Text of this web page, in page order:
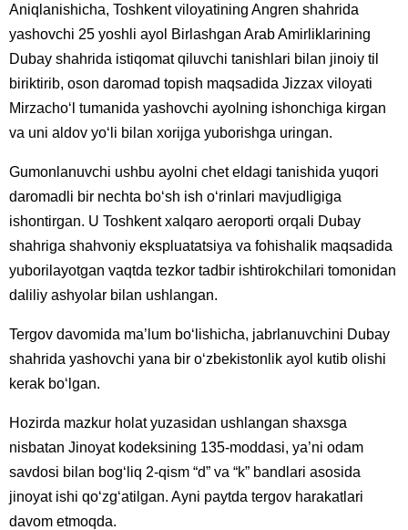
Aniqlanishicha, Toshkent viloyatining Angren shahrida
yashovchi 25 yoshli ayol Birlashgan Arab Amirliklarining
Dubay shahrida istiqomat qiluvchi tanishlari bilan jinoiy til
biriktirib, oson daromad topish maqsadida Jizzax viloyati
Mirzacho‘l tumanida yashovchi ayolning ishonchiga kirgan
va uni aldov yo‘li bilan xorijga yuborishga uringan.
Gumonlanuvchi ushbu ayolni chet eldagi tanishida yuqori
daromadli bir nechta bo‘sh ish o‘rinlari mavjudligiga
ishontirgan. U Toshkent xalqaro aeroporti orqali Dubay
shahriga shahvoniy ekspluatatsiya va fohishalik maqsadida
yuborilayotgan vaqtda tezkor tadbir ishtirokchilari tomonidan
daliliy ashyolar bilan ushlangan.
Tergov davomida ma’lum bo‘lishicha, jabrlanuvchini Dubay
shahrida yashovchi yana bir o‘zbekistonlik ayol kutib olishi
kerak bo‘lgan.
Hozirda mazkur holat yuzasidan ushlangan shaxsga
nisbatan Jinoyat kodeksining 135-moddasi, ya’ni odam
savdosi bilan bog‘liq 2-qism “d” va “k” bandlari asosida
jinoyat ishi qo‘zg‘atilgan. Ayni paytda tergov harakatlari
davom etmoqda.